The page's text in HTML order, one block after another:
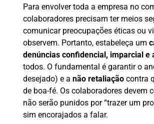
Para envolver toda a empresa no
colaboradores precisam ter meios
comunicar preocupações éticas ou
observem. Portanto, estabeleça um
denúncias confidencial, imparcial e
todos. O fundamental é garantir o
desejado) e a não retaliaçãocontra
de boa-fé. Os colaboradores devem
não serão punidos por “trazer um
sim encorajados a falar.